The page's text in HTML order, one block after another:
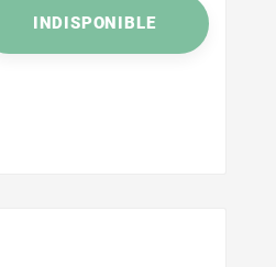
INDISPONIBLE